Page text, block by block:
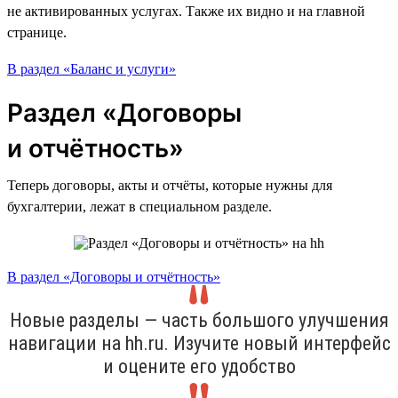
не активированных услугах. Также их видно и на главной
странице.
В раздел «Баланс и услуги»
Раздел «Договоры
и отчётность»
Теперь договоры, акты и отчёты, которые нужны для
бухгалтерии, лежат в специальном разделе.
В раздел «Договоры и отчётность»
Новые разделы — часть большого улучшения
навигации на hh.ru. Изучите новый интерфейс
и оцените его удобство